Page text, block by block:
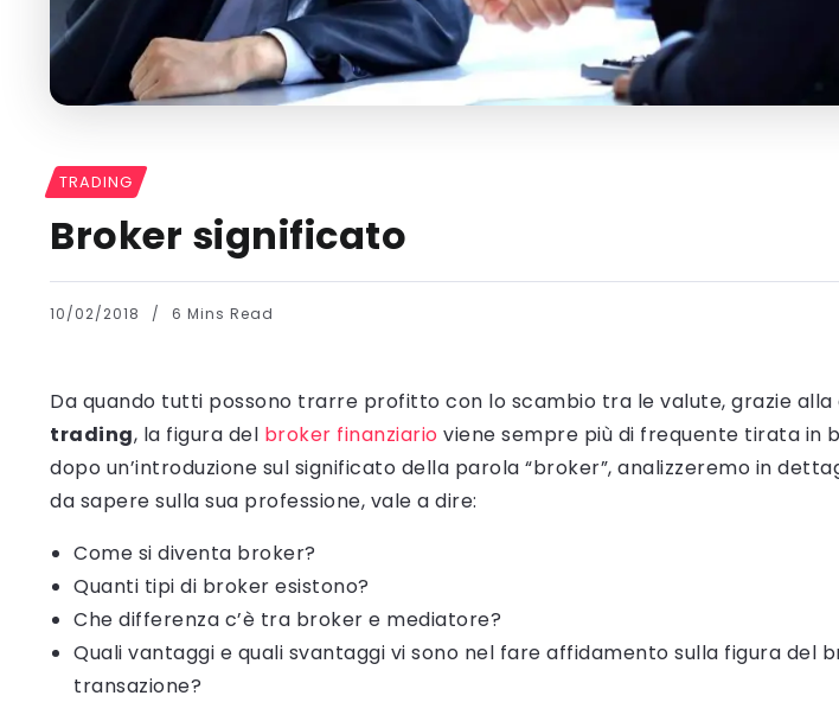
TRADING
Broker significato
10/02/2018 6 Mins Read
Da quando tutti possono trarre profitto con lo scambio tra le valute, grazie alla
trading, la figura del broker finanziario viene sempre più di frequente tirata in
dopo un’introduzione sul significato della parola “broker”, analizzeremo in
da sapere sulla sua professione, vale a dire:
Come si diventa broker?
Quanti tipi di broker esistono?
Che differenza c’è tra broker e mediatore?
Quali vantaggi e quali svantaggi vi sono nel fare affidamento sulla figura del
transazione?